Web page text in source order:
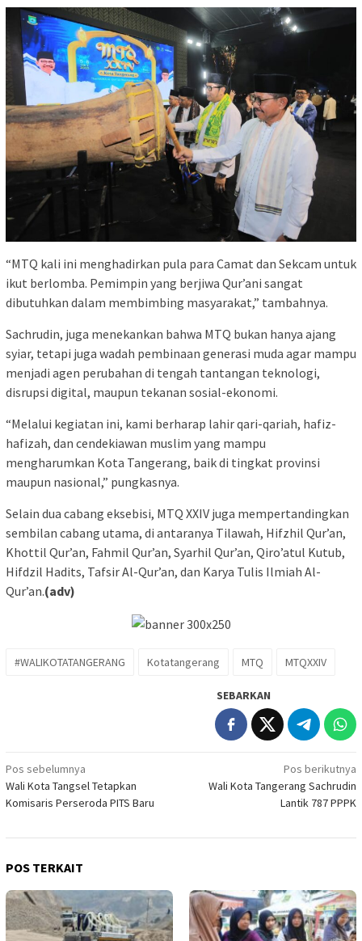
“MTQ kali ini menghadirkan pula para Camat dan Sekcam untuk
ikut berlomba. Pemimpin yang berjiwa Qur’ani sangat
dibutuhkan dalam membimbing masyarakat,” tambahnya.
Sachrudin, juga menekankan bahwa MTQ bukan hanya ajang
syiar, tetapi juga wadah pembinaan generasi muda agar mampu
menjadi agen perubahan di tengah tantangan teknologi,
disrupsi digital, maupun tekanan sosial-ekonomi.
“Melalui kegiatan ini, kami berharap lahir qari-qariah, hafiz-
hafizah, dan cendekiawan muslim yang mampu
mengharumkan Kota Tangerang, baik di tingkat provinsi
maupun nasional,” pungkasnya.
Selain dua cabang eksebisi, MTQ XXIV juga mempertandingkan
sembilan cabang utama, di antaranya Tilawah, Hifzhil Qur’an,
Khottil Qur’an, Fahmil Qur’an, Syarhil Qur’an, Qiro’atul Kutub,
Hifdzil Hadits, Tafsir Al-Qur’an, dan Karya Tulis Ilmiah Al-
Qur’an.(adv)
#WALIKOTATANGERANG Kotatangerang MTQ MTQXXIV
SEBARKAN
Navigasi
pos
Pos sebelumnya
Wali Kota Tangsel Tetapkan
Komisaris Perseroda PITS Baru
Pos berikutnya
Wali Kota Tangerang Sachrudin
Lantik 787 PPPK
POS TERKAIT